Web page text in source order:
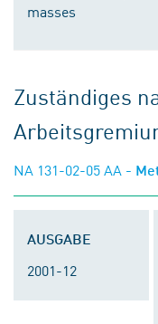
masses
Zuständiges
NA 131-02-05 AA -
AUSGABE
2001-12